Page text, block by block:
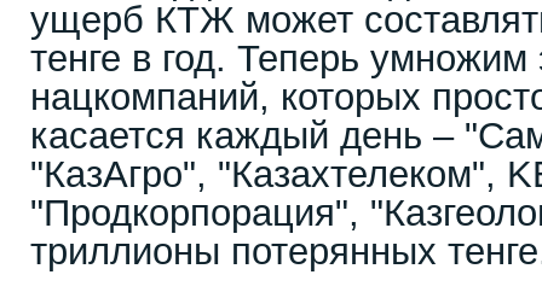
ущерб КТЖ может
тенге в год. Теперь умножим
нацкомпаний, которых
касается каждый день –
"КазАгро", "Казахтелеком",
"Продкорпорация",
триллионы потерянных